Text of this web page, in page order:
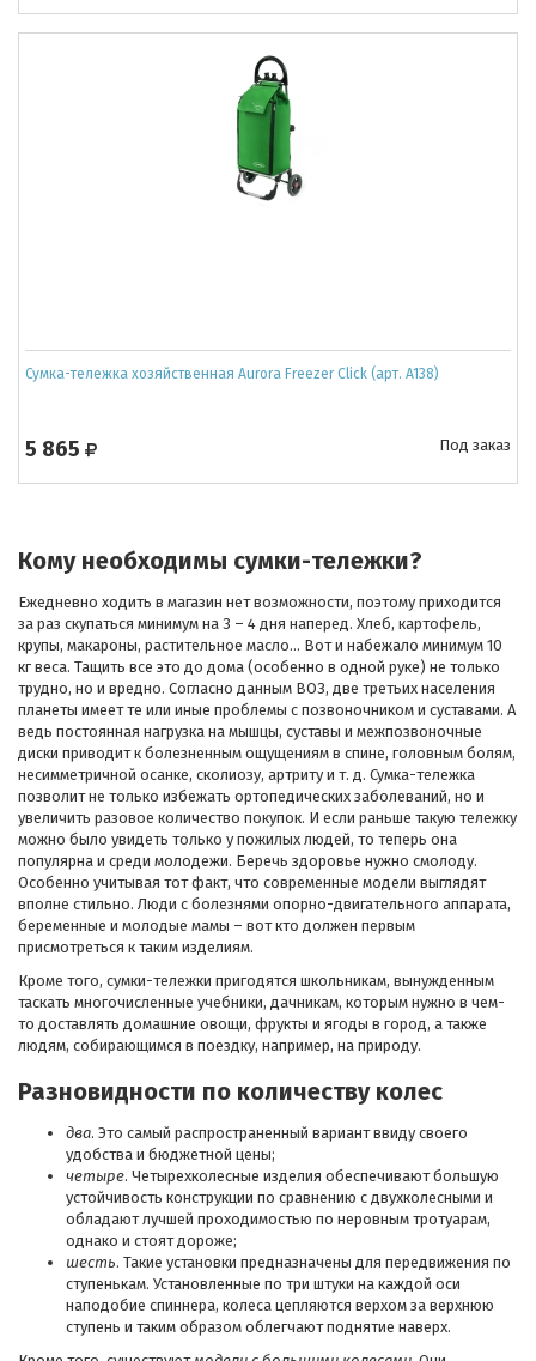
Сумка-тележка хозяйственная Aurora Freezer Click (арт. A138)
5 865 Под заказ
Кому необходимы сумки-тележки?
Ежедневно ходить в магазин нет возможности, поэтому приходится
за раз скупаться минимум на 3 – 4 дня наперед. Хлеб, картофель,
крупы, макароны, растительное масло… Вот и набежало минимум 10
кг веса. Тащить все это до дома (особенно в одной руке) не только
трудно, но и вредно. Согласно данным ВОЗ, две третьих населения
планеты имеет те или иные проблемы с позвоночником и суставами. А
ведь постоянная нагрузка на мышцы, суставы и межпозвоночные
диски приводит к болезненным ощущениям в спине, головным болям,
несимметричной осанке, сколиозу, артриту и т. д. Сумка-тележка
позволит не только избежать ортопедических заболеваний, но и
увеличить разовое количество покупок. И если раньше такую тележку
можно было увидеть только у пожилых людей, то теперь она
популярна и среди молодежи. Беречь здоровье нужно смолоду.
Особенно учитывая тот факт, что современные модели выглядят
вполне стильно. Люди с болезнями опорно-двигательного аппарата,
беременные и молодые мамы – вот кто должен первым
присмотреться к таким изделиям.
Кроме того, сумки-тележки пригодятся школьникам, вынужденным
таскать многочисленные учебники, дачникам, которым нужно в чем-
то доставлять домашние овощи, фрукты и ягоды в город, а также
людям, собирающимся в поездку, например, на природу.
Разновидности по количеству колес
два. Это самый распространенный вариант ввиду своего
удобства и бюджетной цены;
четыре. Четырехколесные изделия обеспечивают большую
устойчивость конструкции по сравнению с двухколесными и
обладают лучшей проходимостью по неровным тротуарам,
однако и стоят дороже;
шесть. Такие установки предназначены для передвижения по
ступенькам. Установленные по три штуки на каждой оси
наподобие спиннера, колеса цепляются верхом за верхнюю
ступень и таким образом облегчают поднятие наверх.